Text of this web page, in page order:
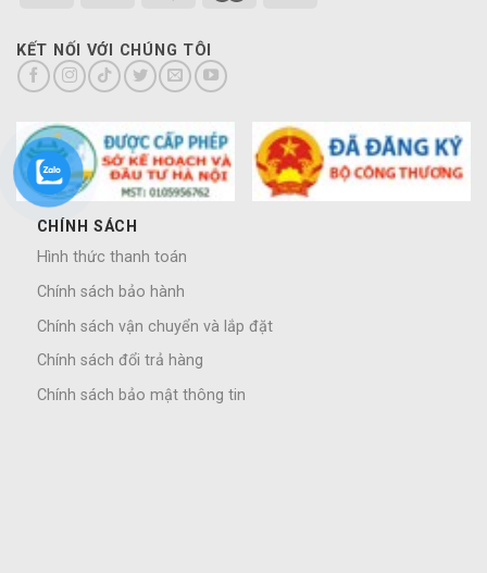
KẾT NỐI VỚI CHÚNG TÔI
CHÍNH SÁCH
Hình thức thanh toán
Chính sách bảo hành
Chính sách vận chuyển và lắp đặt
Chính sách đổi trả hàng
Chính sách bảo mật thông tin